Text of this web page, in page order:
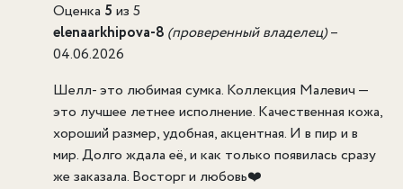
Оценка 5 из 5
elenaarkhipova-8 (проверенный владелец)–
04.06.2026
Шелл- это любимая сумка. Коллекция Малевич —
это лучшее летнее исполнение. Качественная кожа,
хороший размер, удобная, акцентная. И в пир и в
мир. Долго ждала её, и как только появилась сразу
же заказала. Восторг и любовь❤️